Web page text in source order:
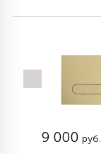
9 000 руб.